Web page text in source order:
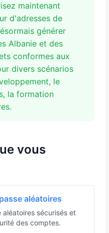
maintenant
d'adresses de
générer
Albanie et des
conformes aux
divers scénarios
le
la formation
vous
aléatoires
aléatoires sécurisés et
des comptes.